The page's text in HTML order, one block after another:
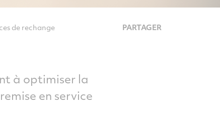
de rechange PARTAGER
à optimiser la
en service